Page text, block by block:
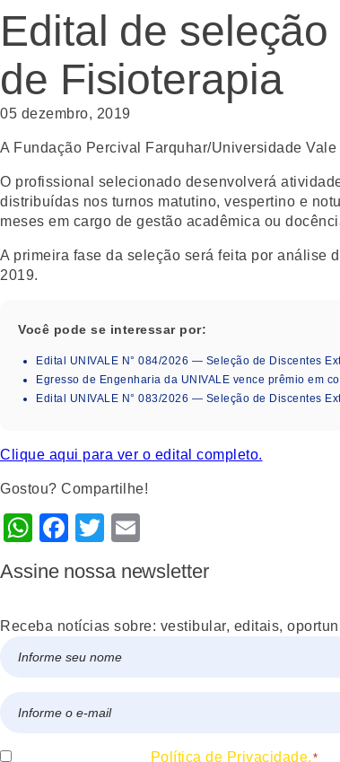
Edital de
de Fisioterapia
05 dezembro, 2019
A Fundação Percival Farquhar/Universidade
O profissional selecionado desenvolverá
distribuídas nos turnos matutino, vespertino e
meses em cargo de gestão acadêmica ou
A primeira fase da seleção será feita por análise
2019.
Você pode se interessar por:
Edital UNIVALE N° 084/2026 — Seleção de Discentes
Egresso de Engenharia da UNIVALE vence prêmio em
Edital UNIVALE N° 083/2026 — Seleção de Discentes
Clique aqui para ver o edital completo.
Gostou? Compartilhe!
WhatsApp
Facebook
Twitter
Assine nossa newsletter
Receba notícias sobre: vestibular, editais,
mail
Consentir Política de Privacidade. *